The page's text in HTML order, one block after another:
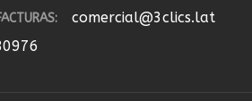
comercial@3clics.lat